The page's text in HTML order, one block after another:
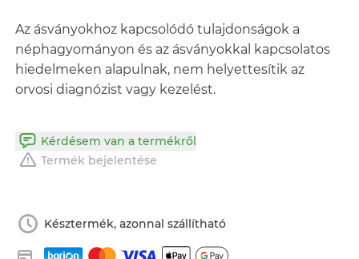
Az ásványokhoz kapcsolódó tulajdonságok a
néphagyományon és az ásványokkal kapcsolatos
hiedelmeken alapulnak, nem helyettesítik az
orvosi diagnózist vagy kezelést.
Kérdésem van a termékről
Termék bejelentése
Késztermék, azonnal szállítható